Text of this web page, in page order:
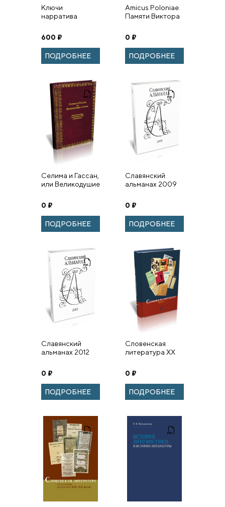
Ключи
нарратива
600 ₽
ПОДРОБНЕЕ
Amicus Poloniae.
Памяти Виктора
0 ₽
ПОДРОБНЕЕ
Селима и Гассан,
или Великодушие
Комическая
опера о
несчастной
любви
0 ₽
ПОДРОБНЕЕ
Славянский
альманах 2009
0 ₽
ПОДРОБНЕЕ
Славянский
альманах 2012
0 ₽
ПОДРОБНЕЕ
Словенская
литература ХХ
0 ₽
ПОДРОБНЕЕ